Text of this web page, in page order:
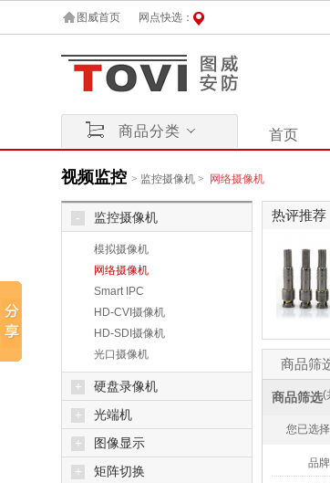
图威首页 网点快选：
商品分类 首页
视频监控 > 监控摄像机 > 网络摄像机
热评推荐
商品筛
商品筛选(
您已选择
品牌
- 监控摄像机
模拟摄像机
网络摄像机
Smart IPC
HD-CVI摄像机
HD-SDI摄像机
光口摄像机
+ 硬盘录像机
+ 光端机
+ 图像显示
+ 矩阵切换